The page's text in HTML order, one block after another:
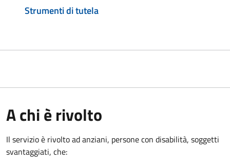
Strumenti di tutela
A chi è rivolto
Il servizio è rivolto ad anziani, persone con disabilità, soggetti
svantaggiati, che: